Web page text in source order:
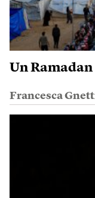
Un
Francesca